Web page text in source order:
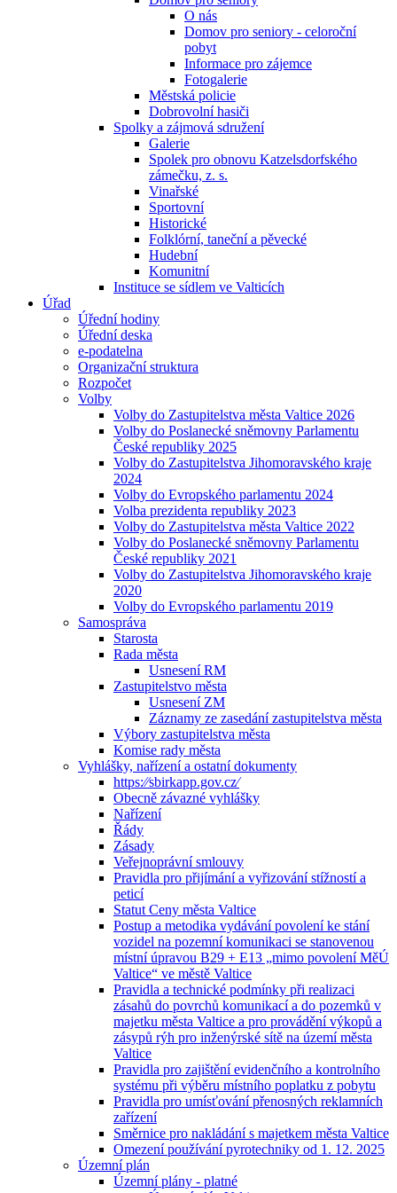
O nás
Domov pro seniory - celoroční
pobyt
Informace pro zájemce
Fotogalerie
Městská policie
Dobrovolní hasiči
Spolky a zájmová sdružení
Galerie
Spolek pro obnovu Katzelsdorfského
zámečku, z. s.
Vinařské
Sportovní
Historické
Folklórní, taneční a pěvecké
Hudební
Komunitní
Instituce se sídlem ve Valticích
Úřad
Úřední hodiny
Úřední deska
e-podatelna
Organizační struktura
Rozpočet
Volby
Volby do Zastupitelstva města Valtice 2026
Volby do Poslanecké sněmovny Parlamentu
České republiky 2025
Volby do Zastupitelstva Jihomoravského kraje
2024
Volby do Evropského parlamentu 2024
Volba prezidenta republiky 2023
Volby do Zastupitelstva města Valtice 2022
Volby do Poslanecké sněmovny Parlamentu
České republiky 2021
Volby do Zastupitelstva Jihomoravského kraje
2020
Volby do Evropského parlamentu 2019
Samospráva
Starosta
Rada města
Usnesení RM
Zastupitelstvo města
Usnesení ZM
Záznamy ze zasedání zastupitelstva města
Výbory zastupitelstva města
Komise rady města
Vyhlášky, nařízení a ostatní dokumenty
https:⁄⁄sbirkapp.gov.cz⁄
Obecně závazné vyhlášky
Nařízení
Řády
Zásady
Veřejnoprávní smlouvy
Pravidla pro přijímání a vyřizování stížností a
peticí
Statut Ceny města Valtice
Postup a metodika vydávání povolení ke stání
vozidel na pozemní komunikaci se stanovenou
místní úpravou B29 + E13 „mimo povolení MěÚ
Valtice“ ve městě Valtice
Pravidla a technické podmínky při realizaci
zásahů do povrchů komunikací a do pozemků v
majetku města Valtice a pro provádění výkopů a
zásypů rýh pro inženýrské sítě na území města
Valtice
Pravidla pro zajištění evidenčního a kontrolního
systému při výběru místního poplatku z pobytu
Pravidla pro umísťování přenosných reklamních
zařízení
Směrnice pro nakládání s majetkem města Valtice
Omezení používání pyrotechniky od 1. 12. 2025
Územní plán
Územní plány - platné